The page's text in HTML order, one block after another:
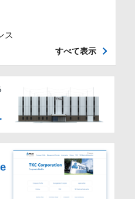
ス
すべて表示